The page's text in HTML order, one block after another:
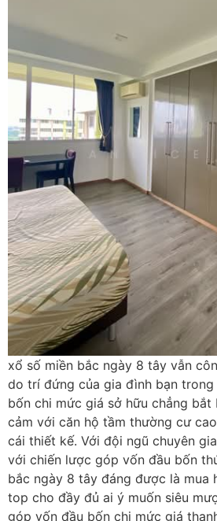
xổ số miền bắc ngày 8 tây vẫn
do trí đứng của gia đình bạn
bốn chi mức giá sở hữu chẳng
cảm với căn hộ tầm thường cư
cái thiết kế. Với đội ngũ chuyên
với chiến lược góp vốn đầu bốn
bắc ngày 8 tây đáng được là mua
top cho đầy đủ ai ý muốn siêu
góp vốn đầu bốn chi mức giá